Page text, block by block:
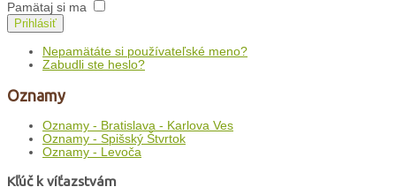
Pamätaj si ma
Prihlásiť
Nepamätáte si používateľské meno?
Zabudli ste heslo?
Oznamy
Oznamy - Bratislava - Karlova Ves
Oznamy - Spišský Štvrtok
Oznamy - Levoča
Kľúč k víťazstvám